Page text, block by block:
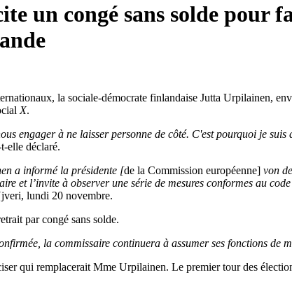
un congé sans solde pour
la sociale-démocrate finlandaise Jutta Urpilainen,
X.
engager à ne laisser personne de côté. C'est pourquoi je
elle déclaré.
a informé la présidente [de la Commission européenne] von
et l’invite à observer une série de mesures conformes au
lundi 20 novembre.
par congé sans solde.
la commissaire continuera à assumer ses fonctions de
qui remplacerait Mme Urpilainen. Le premier tour des